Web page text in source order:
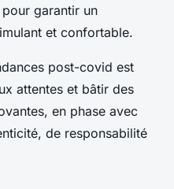
garantir un
et confortable.
post-covid est
attentes et bâtir des
en phase avec
de responsabilité